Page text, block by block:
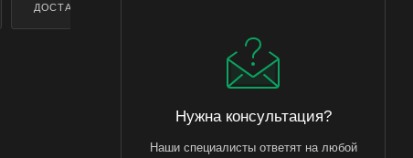
ДОСТАВКА
Нужна консультация?
Наши специалисты ответят на любой